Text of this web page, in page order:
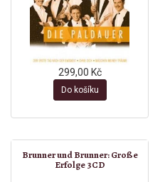
299,00 Kč
Do košíku
Brunner und Brunner: Große
Erfolge 3CD